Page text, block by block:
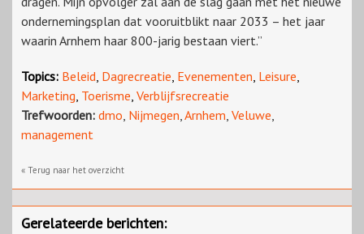
ondernemingsplan dat vooruitblikt naar 2033 – het jaar
waarin Arnhem haar 800-jarig bestaan viert.”
Topics: Beleid, Dagrecreatie, Evenementen, Leisure,
Marketing, Toerisme, Verblijfsrecreatie
Trefwoorden: dmo, Nijmegen,Arnhem, Veluwe,
management
« Terug naar het overzicht
Gerelateerde berichten: